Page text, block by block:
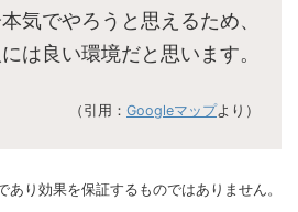
気でやろうと思えるため、
は良い環境だと思います。
（引用： Googleマップより）
り効果を保証するものではありません。